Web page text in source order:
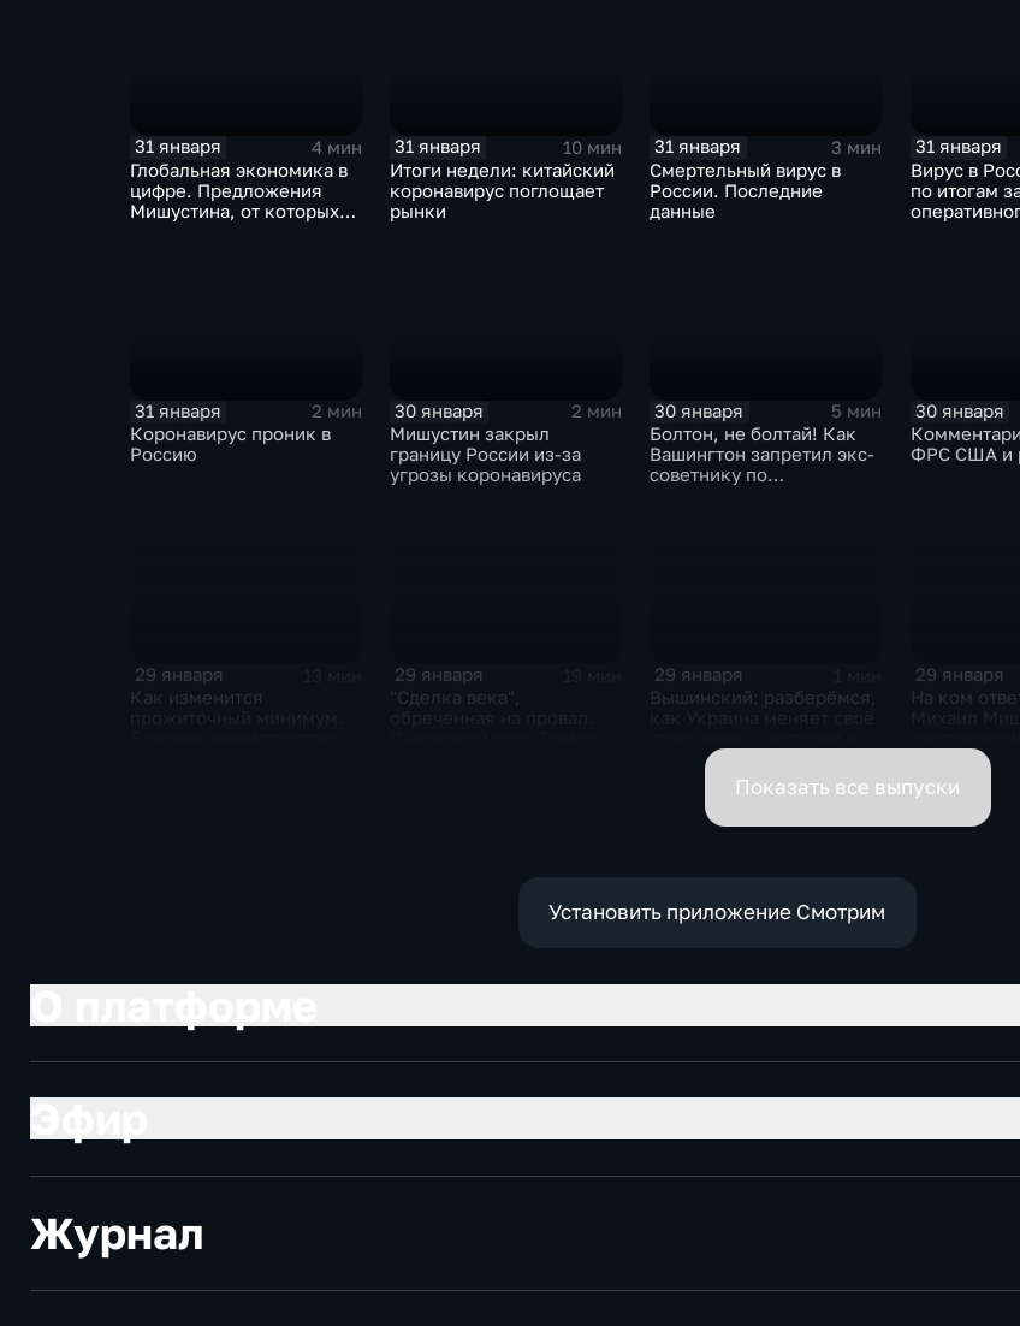
31 января
4 мин
Глобальная экономика в
цифре. Предложения
Мишустина, от которых
31 января
10 мин
Итоги недели: китайский
коронавирус поглощает
рынки
31 января
3 мин
Смертельный вирус в
России. Последние
данные
31 января
Вирус в
по итогам
31 января
2 мин
Коронавирус проник в
Россию
30 января
2 мин
Мишустин закрыл
границу России из-за
угрозы коронавируса
30 января
5 мин
Болтон, не болтай! Как
Вашингтон запретил экс-
советнику по
30 января
ФРС США и
29 января
Как изменится
29 января
"Сделка века",
29 января
Вышинский: разберёмся,
почему
29 января
На ком
премьеров
Показать все выпуски
Установить приложение Смотрим
Журнал